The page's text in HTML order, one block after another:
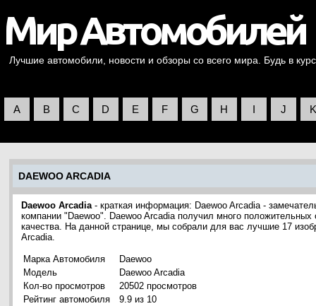
Лучшие автомобили, новости и обзоры со всего мира. Будь в
A B C D E F G H I J K
DAEWOO ARCADIA
Daewoo Arcadia- краткая информация: Daewoo Arcadia -
компании "Daewoo". Daewoo Arcadia получил много положительных
качества. На данной странице, мы собрали для вас лучшие 17
Arcadia.
Марка Автомобиля
Daewoo
Модель
Daewoo Arcadia
Кол-во просмотров
20502 просмотров
Рейтинг автомобиля
9.9 из 10